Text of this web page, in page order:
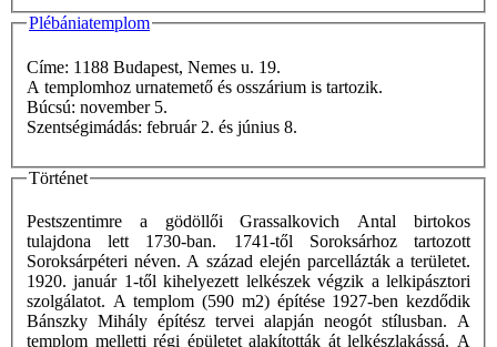
Plébániatemplom
Címe: 1188 Budapest, Nemes u. 19.
A templomhoz urnatemető és osszárium is tartozik.
Búcsú: november 5.
Szentségimádás: február 2. és június 8.
Történet
Pestszentimre a gödöllői Grassalkovich Antal birtokos
tulajdona lett 1730-ban. 1741-től Soroksárhoz tartozott
Soroksárpéteri néven. A század elején parcellázták a területet.
1920. január 1-től kihelyezett lelkészek végzik a lelkipásztori
szolgálatot. A templom (590 m2) építése 1927-ben kezdődik
Bánszky Mihály építész tervei alapján neogót stílusban. A
templom melletti régi épületet alakították át lelkészlakássá. A